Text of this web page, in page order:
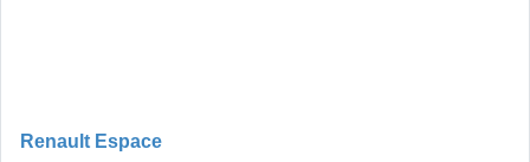
Renault Espace